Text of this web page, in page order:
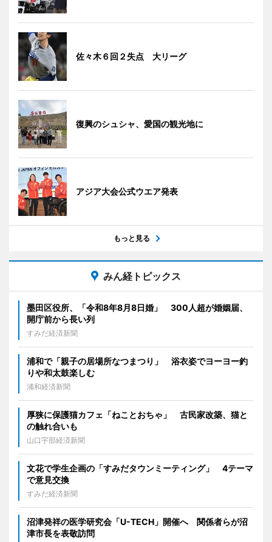
佐々木６回２失点 大リーグ
復興のシュシャ、愛国の観光地に
アジア大会公式ウエア発表
もっと見る
みん経トピックス
墨田区役所、「令和8年8月8日婚」 300人超が婚姻届、
開庁前から長い列
すみだ経済新聞
浦和で「親子の居場所なつまつり」 浴衣姿でヨーヨー釣
りや和太鼓楽しむ
浦和経済新聞
厚狭に保護猫カフェ「ねことおちゃ」 古民家改築、猫と
の触れ合いも
山口宇部経済新聞
文花で学生企画の「すみだタウンミーティング」 4テーマ
で意見交換
すみだ経済新聞
沼津発祥の医学研究会「U-TECH」開催へ 関係者らが沼
津市長を表敬訪問